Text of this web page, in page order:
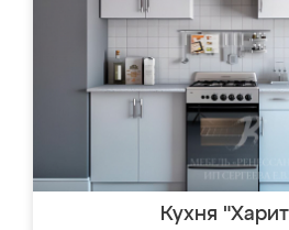
Кухня